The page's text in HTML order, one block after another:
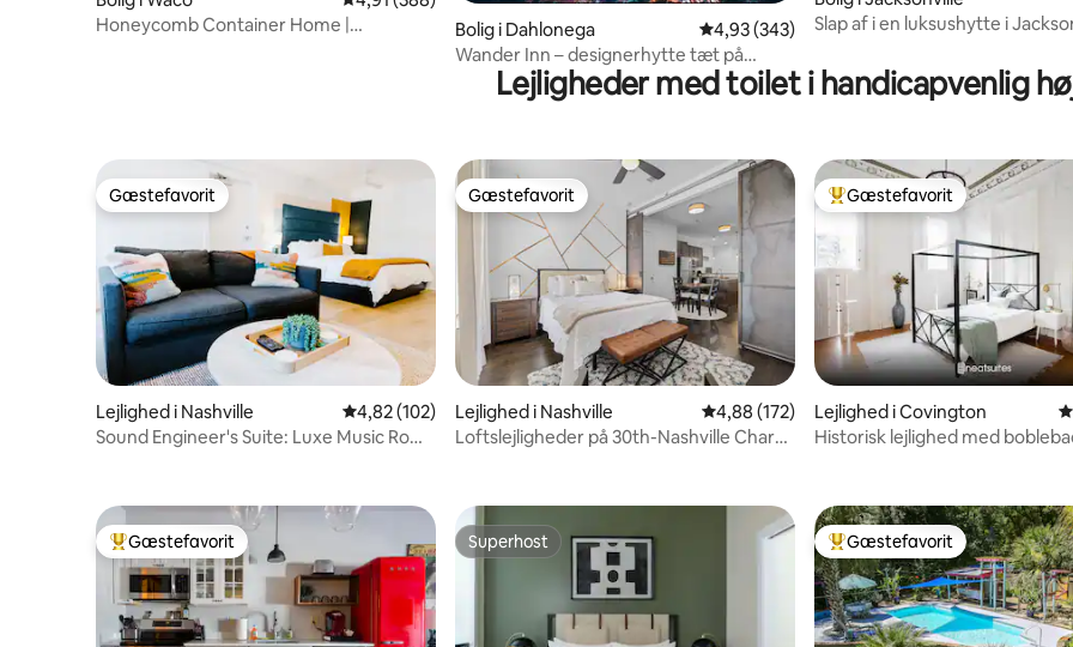
Honeycomb Container Home |
Bolig i Dahlonega 4,93 ud af 5 i gennemsnitlig bedømmelse,
4,93 (343)
Wander Inn – designerhytte tæt på
vingårde
Slap af i en luksushytte i
Lejligheder med toilet i handicapvenlig
Gæstefavorit
Gæstefavorit
Lejlighed i Nashville 4,82 ud af 5 i gennemsnitlig bedømmelse, 102 omtaler
4,82 (102)
Sound Engineer's Suite: Luxe Music Row-
Gæstefavorit
Gæstefavorit
Lejlighed i Nashville 4,88 ud af 5 i gennemsnitlig bedømmelse,
4,88 (172)
Loftslejligheder på 30th-Nashville Charm
Bedste gæstefavorit
Gæstefavorit
Lejlighed i Covington
Historisk lejlighed med
Bedste gæstefavorit
Gæstefavorit Superhost
Superhost Bedste gæstefavorit
Gæstefavorit